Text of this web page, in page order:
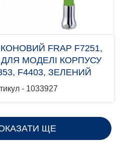
FRAP F7251,
ДЛЯ МОДЕЛІ КОРПУСУ
F4403, ЗЕЛЕНИЙ
- 1033927
ЩЕ